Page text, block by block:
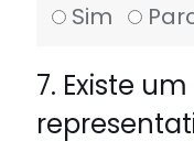
Sim
7. Existe